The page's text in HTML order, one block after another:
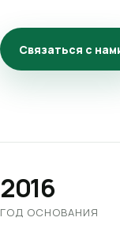
Связаться с
2016
ГОД ОСНОВАНИЯ